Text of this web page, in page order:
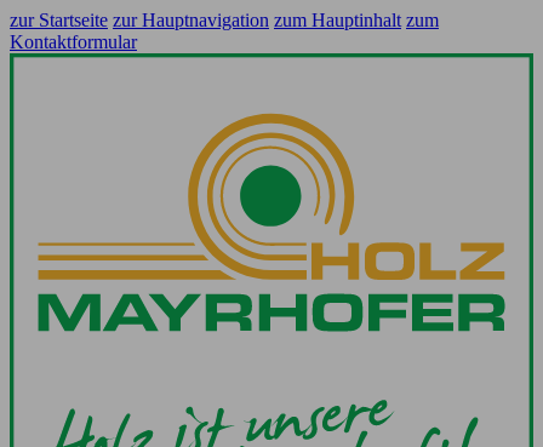
zur Startseite zur Hauptnavigation zum Hauptinhalt zum
Kontaktformular